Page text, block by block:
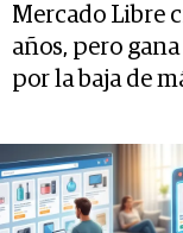
Mercado Libre
años, pero
por la baja de